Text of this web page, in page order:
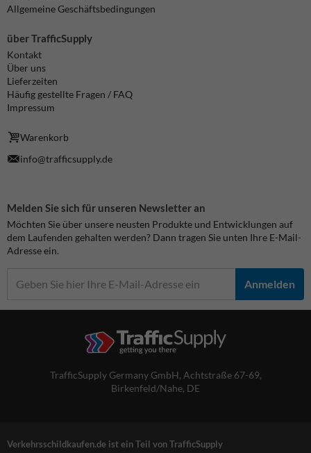
Allgemeine Geschäftsbedingungen
über TrafficSupply
Kontakt
Über uns
Lieferzeiten
Häufig gestellte Fragen / FAQ
Impressum
Warenkorb
info@trafficsupply.de
Melden Sie sich für unseren Newsletter an
Möchten Sie über unsere neusten Produkte und Entwicklungen auf
dem Laufenden gehalten werden? Dann tragen Sie unten Ihre E-Mail-
Adresse ein.
Anmelden
TrafficSupply Germany GmbH, Achtstraße 67-69,
Birkenfeld/Nahe, DE
Verkehrsschildkaufen.de ist ein Teil von TrafficSupply